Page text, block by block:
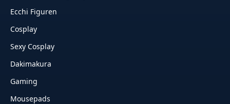
Ecchi Figuren
Cosplay
Sexy Cosplay
Dakimakura
Gaming
Mousepads